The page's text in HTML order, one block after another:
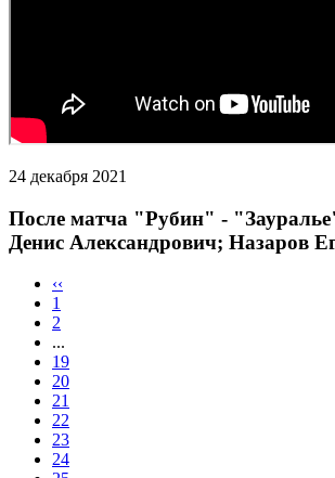
24 декабря 2021
После матча "Рубин" -
Денис Александрович; Назаров
‹‹
1
2
...
19
20
21
22
23
24